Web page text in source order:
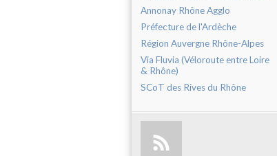
Annonay Rhône Agglo
Préfecture de l'Ardèche
Région Auvergne Rhône-Alpes
Via Fluvia (Véloroute entre Loire
& Rhône)
SCoT des Rives du Rhône